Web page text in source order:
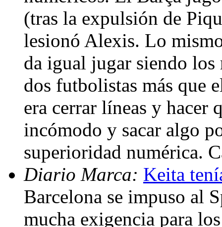
(tras la expulsión de
lesionó Alexis. Lo
da igual jugar siendo los
dos futbolistas más que
era cerrar líneas y hacer
incómodo y sacar algo
superioridad numérica.
Diario Marca: Keita
Barcelona se impuso al
mucha exigencia para